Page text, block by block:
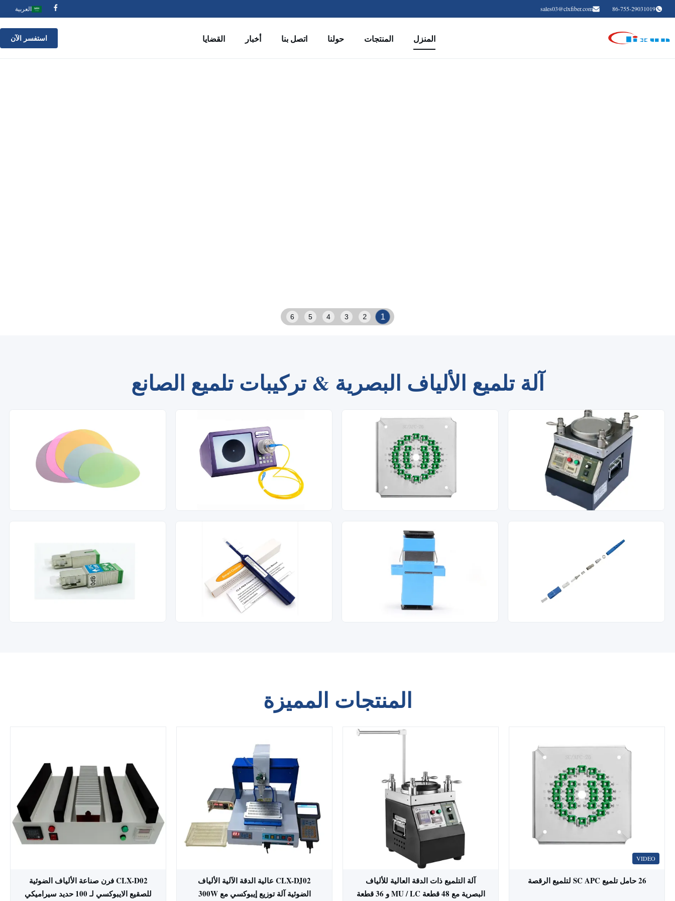
86-755-29031019
sales03@clxfiber.com العربية
المنزل المنتجات حولنا اتصل بنا أخبار القضايا استفسر الآن
1
2
3
4
5
6
آلة تلميع الألياف البصرية & تركيبات تلميع الصانع
المنتجات المميزة
VIDEO
26 حامل تلميع SC APC لتلميع الرقصة
آلة التلميع ذات الدقة العالية للألياف
البصرية مع 48 قطعة MU / LC و 36 قطعة
CLX-DJ02 عالية الدقة الآلية الألياف
الضوئية آلة توزيع إيبوكسي مع 300W
CLX-D02 فرن صناعة الألياف الضوئية
للصقيع الايبوكسي لـ 100 حديد سيراميكي